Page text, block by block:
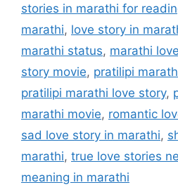
stories in marathi for
marathi, love story in
marathi status, marathi
story movie, pratilipi
pratilipi marathi love story,
marathi movie, romantic
sad love story in marathi,
marathi, true love stories
meaning in marathi